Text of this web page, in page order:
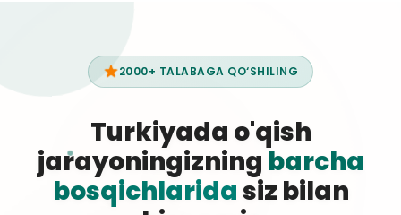
2000+ TALABAGA QO‘SHILING
Turkiyada o'qish
jarayoningizning barcha
bosqichlaridasiz bilan